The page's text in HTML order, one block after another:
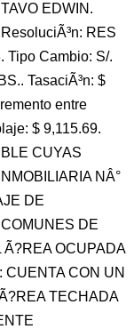
EDWIN.
RES
Tipo Cambio: S/.
TasaciÃ³n: $
entre
$ 9,115.69.
CUYAS
NÂ°
DE
DE
Ã?REA OCUPADA
CUENTA CON UN
TECHADA